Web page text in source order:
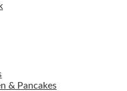
& Pancakes